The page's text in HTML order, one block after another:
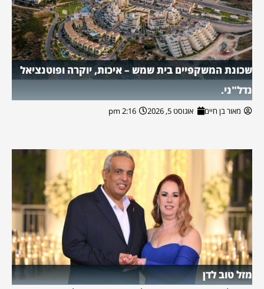
שכונת המשקפיים בית שמש – איכות, יוקרה ופוטנציאל
נדל"ני.
מאור בן חיים אוגוסט 5, 2026 2:16 pm
מזל טוב לדן